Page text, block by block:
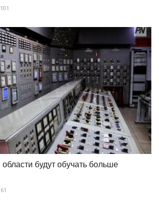
101
будут обучать больше